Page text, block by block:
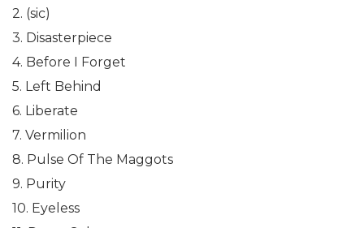
2. (sic)
3. Disasterpiece
4. Before I Forget
5. Left Behind
6. Liberate
7. Vermilion
8. Pulse Of The Maggots
9. Purity
10. Eyeless